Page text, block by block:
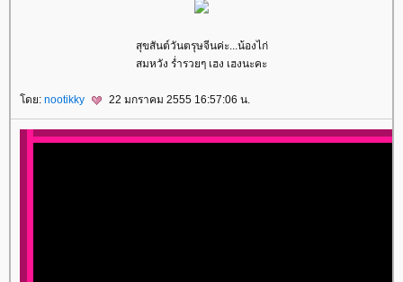
สุขสันต์วันตรุษจีนค่ะ...น้องไก่
สมหวัง ร่ำรวยๆ เฮง เฮงนะคะ
ดย: nootikky 22 มกราคม 2555 16:57:06 น.